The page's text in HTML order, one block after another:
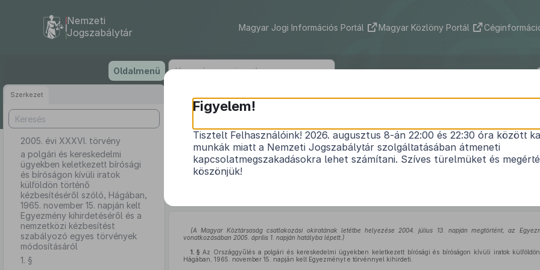
tartalomra
Nemzeti
Jogszabálytár
Magyar Jogi Információs Portál Magyar Közlöny Portál
Oldalmenü
Szerkezet
2005. évi XXXVI. törvény
a polgári és kereskedelmi
ügyekben keletkezett bírósági
és bíróságon kívüli iratok
külföldön történő
kézbesítéséről szóló, Hágában,
1965. november 15. napján kelt
Egyezmény kihirdetéséről és a
nemzetközi kézbesítést
szabályozó egyes törvények
módosításáról
1. §
2005. évi XXXVI. törvény
a polgári és kereskedelmi ügyekben keletkezett bírósági és
külföldön történő kézbesítéséről szóló, Hágában, 1965. november
Egyezmény kihirdetéséről és a nemzetközi kézbesítést
(A Magyar Köztársaság csatlakozási okiratának letétbe helyezése 2004. július 13. napján megtörtént, az
vonatkozásában 2005. április 1. napján hatályba lépett.)
1. § Az Országgyűlés a polgári és kereskedelmi ügyekben keletkezett bírósági és bíróságon kívüli iratok külföldön
Hágában, 1965. november 15. napján kelt Egyezményt e törvénnyel kihirdeti.
Figyelem!
Tisztelt Felhasználóink! 2026. augusztus 8-án 22:00 és 22:30 óra között
munkák miatt a Nemzeti Jogszabálytár szolgáltatásában átmeneti
kapcsolatmegszakadásokra lehet számítani. Szíves türelmüket és
köszönjük!